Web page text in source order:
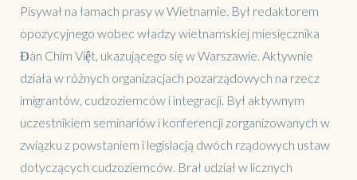
Pisywał na łamach prasy w Wietnamie. Był redaktorem
opozycyjnego wobec władzy wietnamskiej miesięcznika
Đàn Chim Việt, ukazującego się w Warszawie. Aktywnie
działa w różnych organizacjach pozarządowych na rzecz
imigrantów, cudzoziemców i integracji. Był aktywnym
uczestnikiem seminariów i konferencji zorganizowanych w
związku z powstaniem i legislacją dwóch rządowych ustaw
dotyczących cudzoziemców. Brał udział w licznych